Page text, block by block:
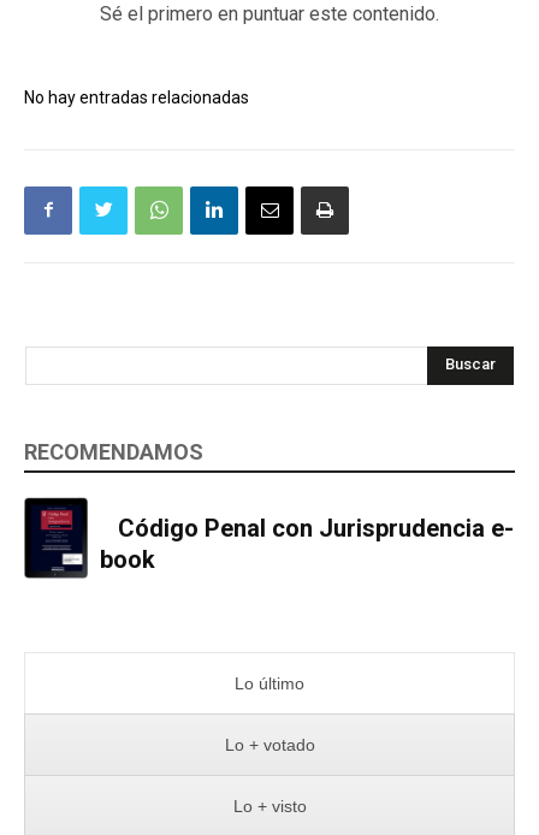
Sé el primero en puntuar este contenido.
No hay entradas relacionadas
Buscar
RECOMENDAMOS
Código Penal con Jurisprudencia e-
book
Lo último
Lo + votado
Lo + visto